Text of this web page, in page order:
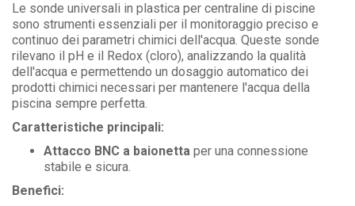
Le sonde universali in plastica per centraline di piscine
sono strumenti essenziali per il monitoraggio preciso e
continuo dei parametri chimici dell'acqua. Queste sonde
rilevano il pH e il Redox (cloro), analizzando la qualità
dell'acqua e permettendo un dosaggio automatico dei
prodotti chimici necessari per mantenere l'acqua della
piscina sempre perfetta.
Caratteristiche principali:
Attacco BNC a baionetta per una connessione
stabile e sicura.
Benefici: